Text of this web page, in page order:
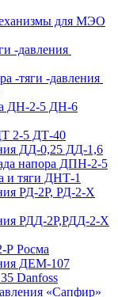
для МЭО
-давления
-тяги -давления
ДН-2-5 ДН-6
2-5 ДТ-40
ДД-0,25 ДД-1,6
напора ДПН-2-5
и тяги ДНТ-1
РД-2Р, РД-2-Х
РДД-2Р,РДД-2-Х
Р Росма
ДЕМ-107
Danfoss
«Сапфир»